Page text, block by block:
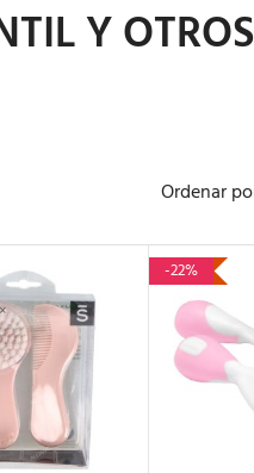
Y OTROS
Ordenar
AL CARRITO
-22%